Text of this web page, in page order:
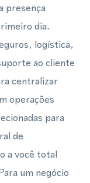
presença
dia.
logística,
ao cliente
centralizar
operações
para
de
a você total
um negócio